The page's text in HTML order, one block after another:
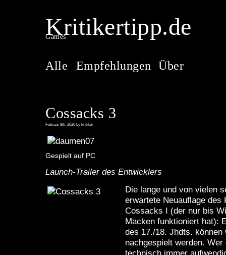
Kritikertipp.de
Games
Alle Empfehlungen Über
Cossacks 3
Februar 8th, 2020 by kritiker
Gespielt auf PC
Launch-Trailer des Entwicklers
Die lange und von vielen
erwartete Neuauflage des
Cossacks I (der nur bis
Macken funktioniert hat):
des 17./18. Jhdts. können
nachgespielt werden. Wer
technisch immer